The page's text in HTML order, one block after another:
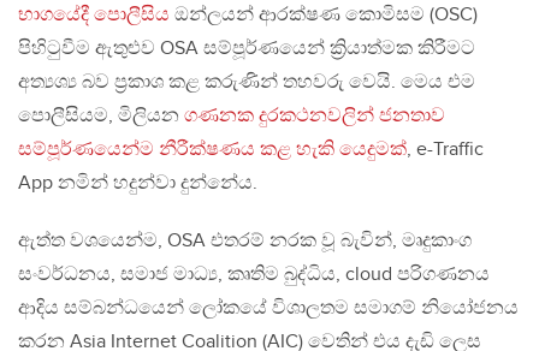
භාගයේදී පොලීසිය ඔන්ලයන් ආරක්ෂණ කොමිසම (OSC)
පිහිටුවීම ඇතුළුව OSA සම්පූර්ණයෙන් ක්‍රියාත්මක කිරීමට
අත්‍යශ්‍ය බව ප්‍රකාශ කළ කරුණින් තහවරු වෙයි. මෙය එම
පොලීසියම, මිලියන ගණනක දුරකථනවලින් ජනතාව
සම්පූර්ණයෙන්ම නීරීක්ෂණය කළ හැකි යෙදුමක්, e-Traffic
App නමින් හදුන්වා දුන්නේය.
ඇත්ත වශයෙන්ම, OSA එතරම් නරක වූ බැවින්, මෘදුකාංග
සංවර්ධනය, සමාජ මාධ්‍ය, කෘතිම බුද්ධිය, cloud පරිගණනය
ආදිය සම්බන්ධයෙන් ලෝකයේ විශාලතම සමාගම් නියෝජනය
කරන Asia Internet Coalition (AIC) වෙතින් එය දැඩි ලෙස